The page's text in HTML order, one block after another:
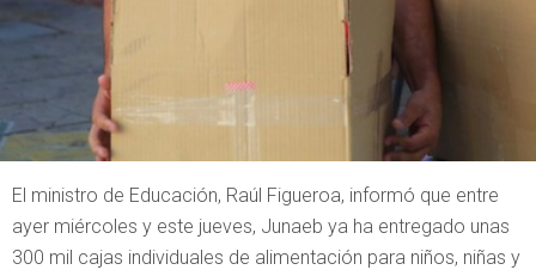
El ministro de Educación, Raúl Figueroa, informó que entre
ayer miércoles y este jueves, Junaeb ya ha entregado unas
300 mil cajas individuales de alimentación para niños, niñas y